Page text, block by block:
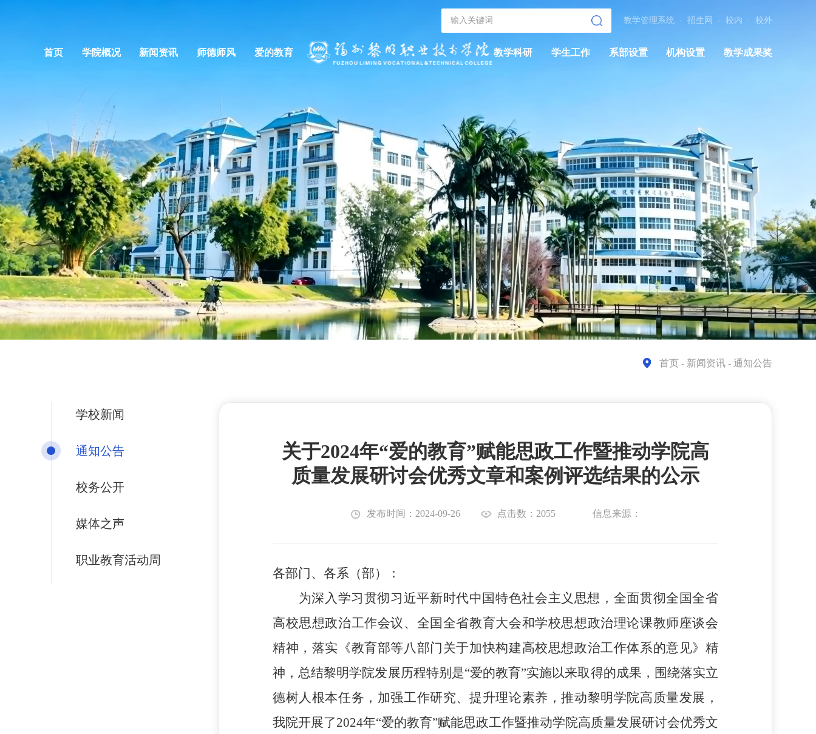
教学管理系统 · 招生网 · 校内 · 校外
首页 学院概况 新闻资讯 师德师风 爱的教育 教学科研 学生工作 系部设置 机构设置 教学成果奖
首页 - 新闻资讯 - 通知公告
学校新闻
通知公告
校务公开
媒体之声
职业教育活动周
关于2024年“爱的教育”赋能思政工作暨推动学院高
质量发展研讨会优秀文章和案例评选结果的公示
发布时间：2024-09-26 点击数：2055 信息来源：
各部门、各系（部）
：
为深入学习贯彻习近平新时代中国特色社会主义思想，全面贯彻全国全省
高校思想政治工作会议、全国全省教育大会和学校思想政治理论课教师座谈会
精神，落实《教育部等八部门关于加快构建高校思想政治工作体系的意见》精
神，总结黎明学院发展历程特别是“爱的教育”实施以来取得的成果， 围绕落实立
德树人根本任务，加强工作研究、提升理论素养，推动黎明学院高质量发展 ，
我院开展了2024年“爱的教育”赋能思政工作暨推动学院高质量发展研讨会优秀文